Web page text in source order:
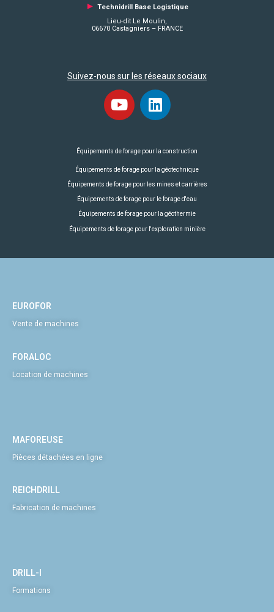
► Technidrill Base Logistique
Lieu-dit Le Moulin,
06670 Castagniers – FRANCE
Suivez-nous sur les réseaux sociaux
Équipements de forage pour la construction
Équipements de forage pour la géotechnique
Équipements de forage pour les mines et carrières
Équipements de forage pour le forage d'eau
Équipements de forage pour la géothermie
Équipements de forage pour l'exploration minière
EUROFOR
Vente de machines
FORALOC
Location de machines
MAFOREUSE
Pièces détachées en ligne
REICHDRILL
Fabrication de machines
DRILL-I
Formations